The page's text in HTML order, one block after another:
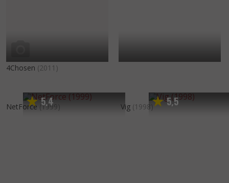
4Chosen (2011)
5,4
NetForce (1999) 5,5
Vig (1998)